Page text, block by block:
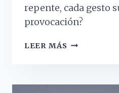
repente, cada gesto
provocación?
LEER MÁS SESGO